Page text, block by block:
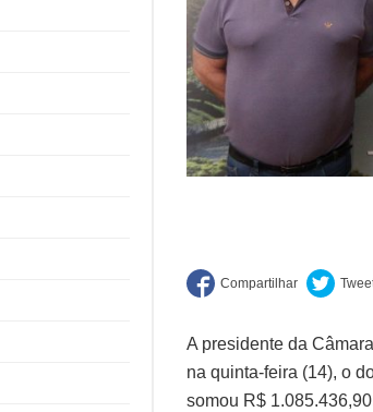
A presidente da
na quinta-feira (14), o
somou R$